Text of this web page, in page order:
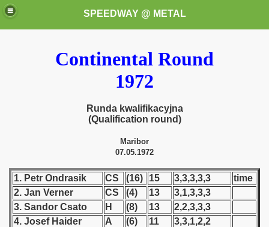
SPEEDWAY @ METAL
Continental Round
1972
Runda kwalifikacyjna
(Qualification round)
Maribor
07.05.1972
1. Petr Ondrasik CS (16) 15 3,3,3,3,3
time
2. Jan Verner
CS (4) 13
3,1,3,3,3
3. Sandor Csato
H (8) 13
2,2,3,3,3
4. Josef Haider
A (6) 11
3,3,1,2,2
these speedway programms)
(My speedway programmes to exchange or sale)
Świata (World Speedway Championship)